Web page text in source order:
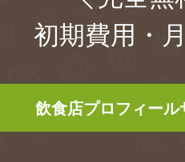
初期費用・
飲食店プロフィー